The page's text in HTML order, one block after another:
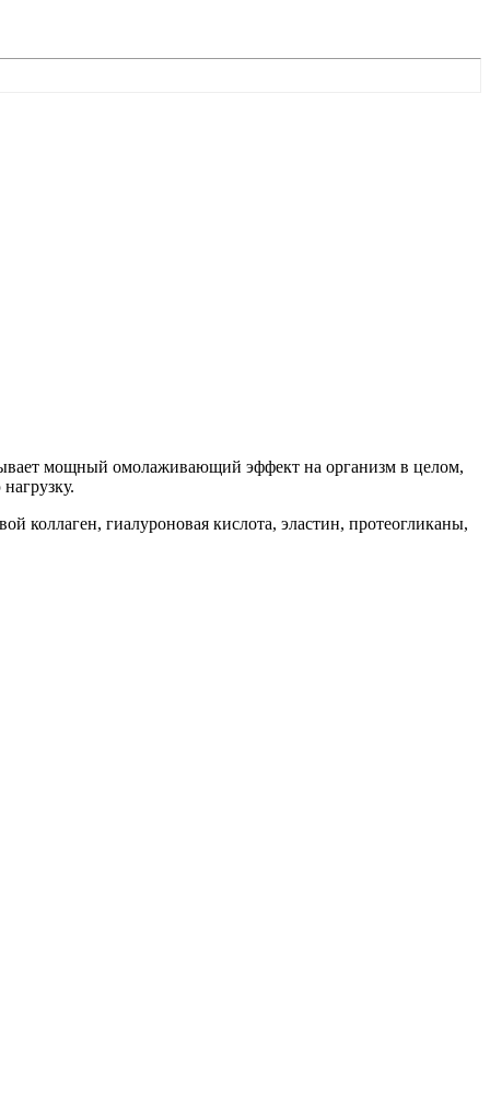
мощный омолаживающий эффект на организм в целом,
коллаген, гиалуроновая кислота, эластин, протеогликаны,